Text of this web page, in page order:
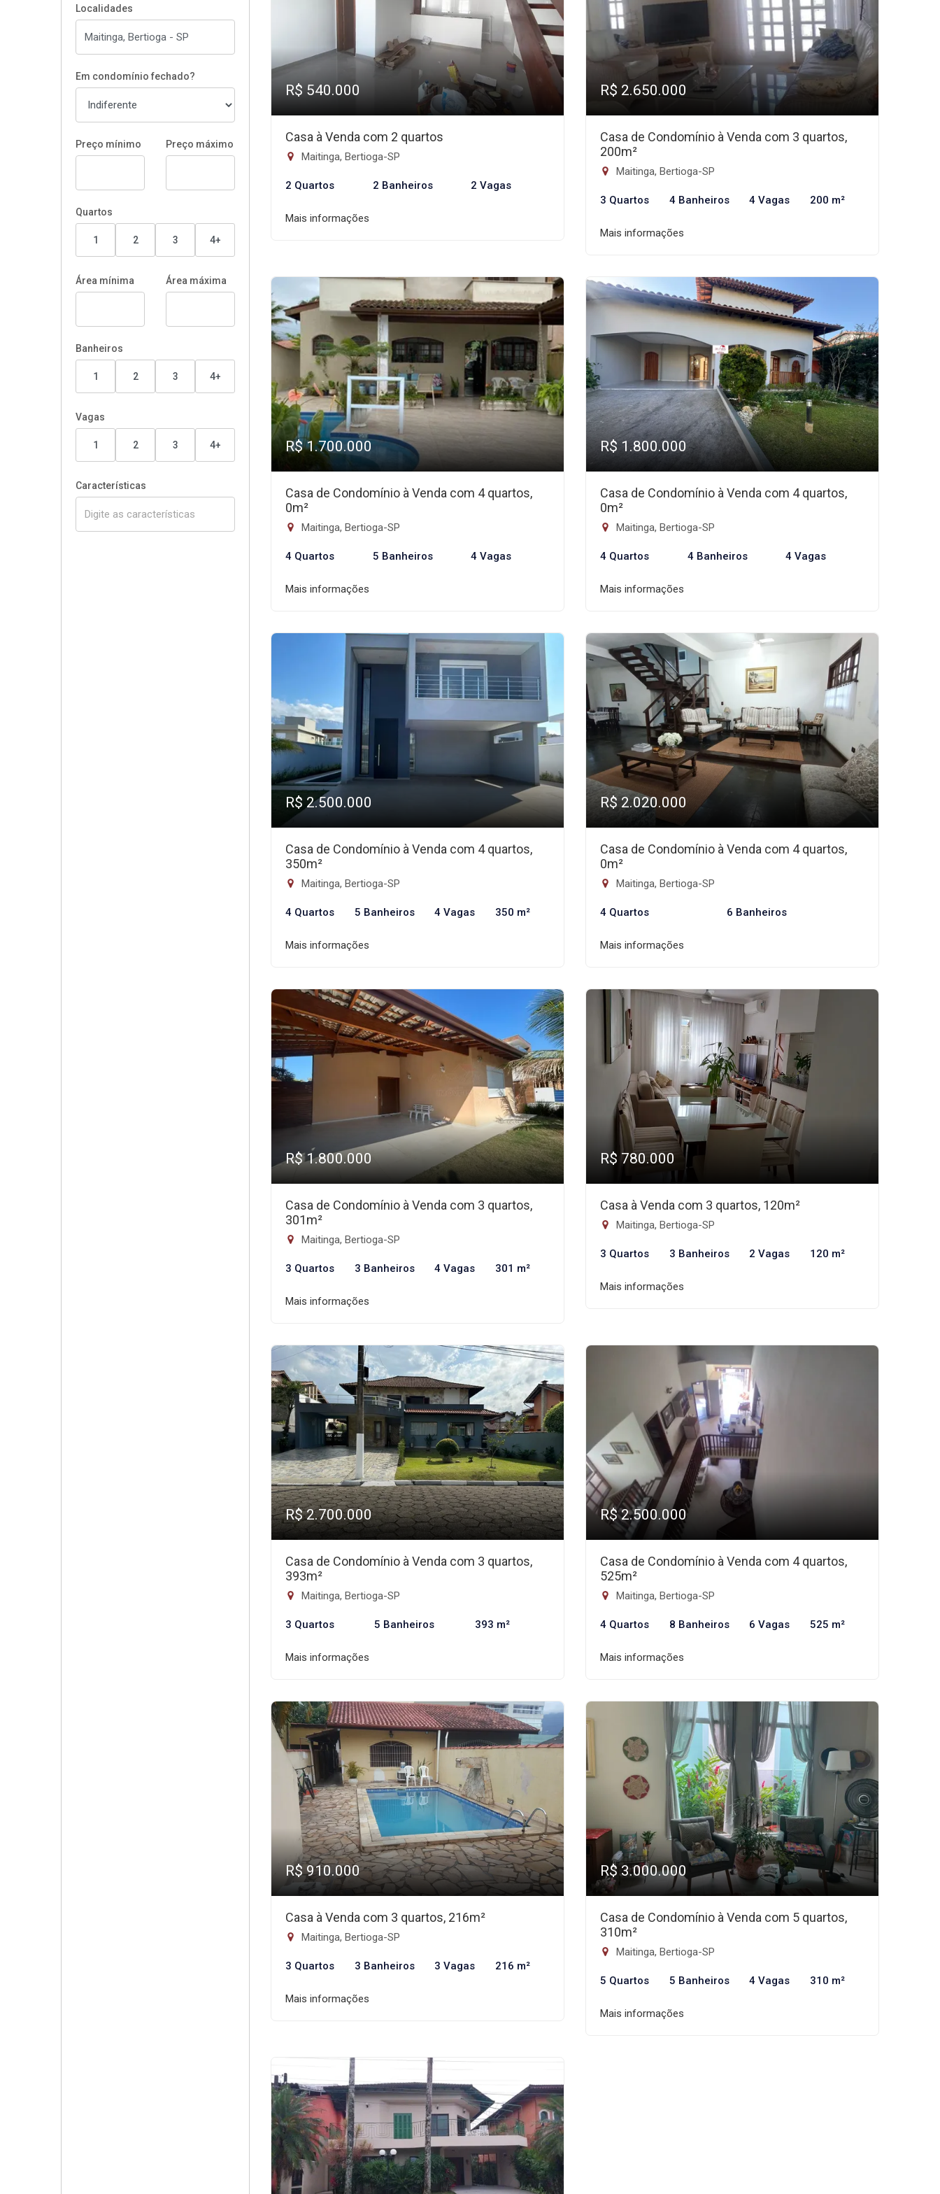
Localidades
Em condomínio fechado?
Preço mínimo Preço máximo
Quartos
1 2 3 4+
Área mínima Área máxima
Banheiros
1 2 3 4+
Vagas
1 2 3 4+
Características
R$ 540.000
Casa à Venda com 2 quartos
Maitinga, Bertioga-SP
2 Quartos 2 Banheiros 2 Vagas
Mais informações
R$ 2.650.000
Casa de Condomínio à Venda com 3 quartos,
200m²
Maitinga, Bertioga-SP
3 Quartos 4 Banheiros 4 Vagas 200 m²
Mais informações
R$ 1.700.000
Casa de Condomínio à Venda com 4 quartos,
0m²
Maitinga, Bertioga-SP
4 Quartos 5 Banheiros 4 Vagas
Mais informações
R$ 1.800.000
Casa de Condomínio à Venda com 4 quartos,
0m²
Maitinga, Bertioga-SP
4 Quartos 4 Banheiros 4 Vagas
Mais informações
R$ 2.500.000
Casa de Condomínio à Venda com 4 quartos,
350m²
Maitinga, Bertioga-SP
4 Quartos 5 Banheiros 4 Vagas 350 m²
Mais informações
R$ 2.020.000
Casa de Condomínio à Venda com 4 quartos,
0m²
Maitinga, Bertioga-SP
4 Quartos 6 Banheiros
Mais informações
R$ 1.800.000
Casa de Condomínio à Venda com 3 quartos,
301m²
Maitinga, Bertioga-SP
3 Quartos 3 Banheiros 4 Vagas 301 m²
Mais informações
R$ 780.000
Casa à Venda com 3 quartos, 120m²
Maitinga, Bertioga-SP
3 Quartos 3 Banheiros 2 Vagas 120 m²
Mais informações
R$ 2.700.000
Casa de Condomínio à Venda com 3 quartos,
393m²
Maitinga, Bertioga-SP
3 Quartos 5 Banheiros 393 m²
Mais informações
R$ 2.500.000
Casa de Condomínio à Venda com 4 quartos,
525m²
Maitinga, Bertioga-SP
4 Quartos 8 Banheiros 6 Vagas 525 m²
Mais informações
R$ 910.000
Casa à Venda com 3 quartos, 216m²
Maitinga, Bertioga-SP
3 Quartos 3 Banheiros 3 Vagas 216 m²
Mais informações
R$ 3.000.000
Casa de Condomínio à Venda com 5 quartos,
310m²
Maitinga, Bertioga-SP
5 Quartos 5 Banheiros 4 Vagas 310 m²
Mais informações